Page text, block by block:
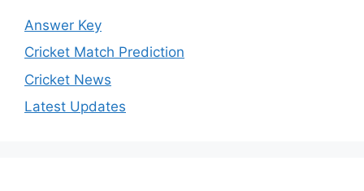
Answer Key
Cricket Match Prediction
Cricket News
Latest Updates